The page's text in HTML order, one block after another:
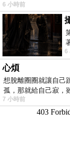
6 小時前
6
心煩
想脫離圈圈就讓自己
孤，那就給自己寂，
7 小時前